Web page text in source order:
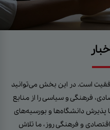
است. در این بخش می‌توانید
فرهنگی و سیاسی را از منابع
پذیرش دانشگاه‌ها و بورسیه‌های
و فرهنگی روز، ما تلاش